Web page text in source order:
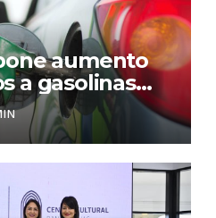
aumento
a gasolinas